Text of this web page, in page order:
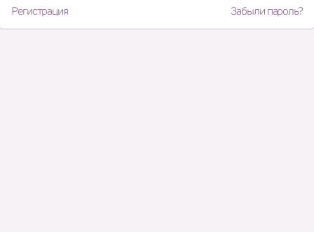
Регистрация Забыли пароль?